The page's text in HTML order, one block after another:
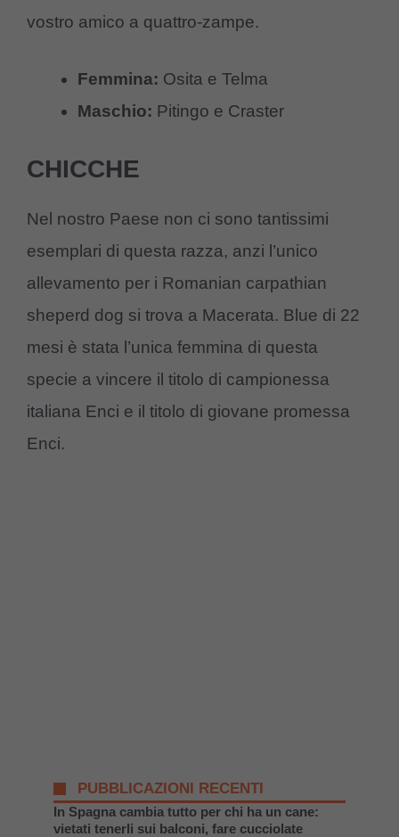
vostro amico a quattro-zampe.
Femmina: Osita e Telma
Maschio: Pitingo e Craster
CHICCHE
Nel nostro Paese non ci sono tantissimi
esemplari di questa razza, anzi l’unico
allevamento per i Romanian carpathian
sheperd dog si trova a Macerata. Blue di 22
mesi è stata l’unica femmina di questa
specie a vincere il titolo di campionessa
italiana Enci e il titolo di giovane promessa
Enci.
PUBBLICAZIONI RECENTI
In Spagna cambia tutto per chi ha un cane:
vietati tenerli sui balconi, fare cucciolate